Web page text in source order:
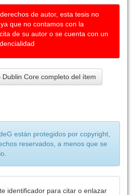
de autor, esta tesis no
que no contamos con la
de su autor o se cuenta con un
Core completo del ítem
están protegidos por copyright,
reservados, a menos que se
identificador para citar o enlazar